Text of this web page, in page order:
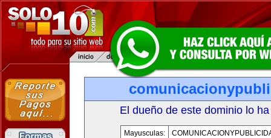
El dueño de este dominio lo
Mayusculas: